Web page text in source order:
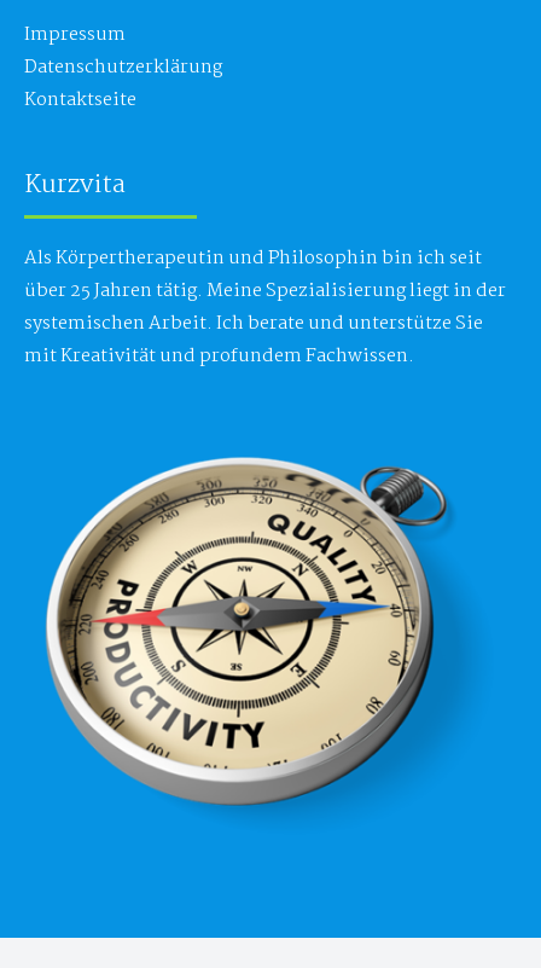
Impressum
Datenschutzerklärung
Kontaktseite
Kurzvita
Als Körpertherapeutin und Philosophin bin ich seit
über 25 Jahren tätig. Meine Spezialisierung liegt in der
systemischen Arbeit. Ich berate und unterstütze Sie
mit Kreativität und profundem Fachwissen.